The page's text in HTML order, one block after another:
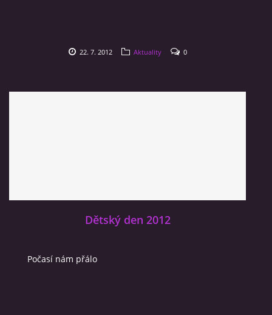
22. 7. 2012 Aktuality 0
Dětský den 2012
Počasí nám přálo